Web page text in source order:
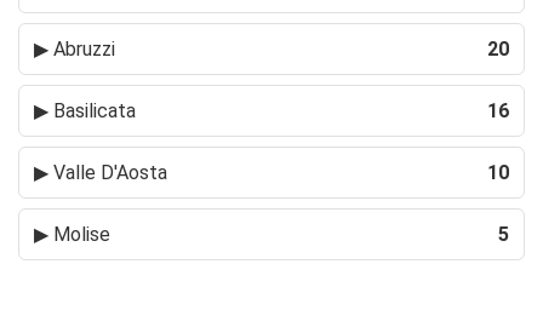
▶ Abruzzi 20
▶ Basilicata 16
▶ Valle D'Aosta 10
▶ Molise 5